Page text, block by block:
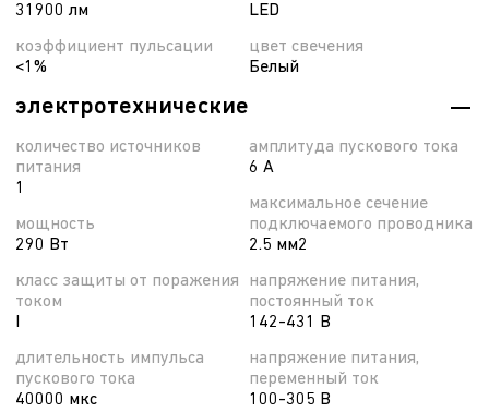
31900 лм
коэффициент пульсации
<1%
LED
цвет свечения
Белый
электротехнические
количество источников
питания
1
мощность
290 Вт
класс защиты от поражения
током
длительность импульса
пускового тока
40000 мкс
амплитуда пускового тока
6 А
максимальное сечение
подключаемого проводника
2.5 мм2
напряжение питания,
постоянный ток
142-431 В
напряжение питания,
переменный ток
100-305 В